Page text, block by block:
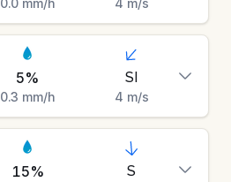
0.0mm/h 4 m/s
5%
0.3 mm/h
SI
4 m/s
15% S